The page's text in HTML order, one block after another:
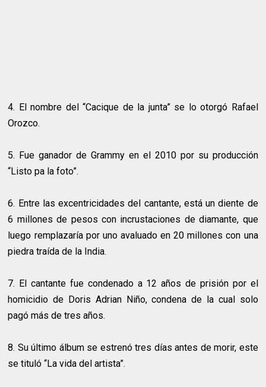
4. El nombre del “Cacique de la junta” se lo otorgó Rafael
Orozco.
5. Fue ganador de Grammy en el 2010 por su producción
“Listo pa la foto”.
6. Entre las excentricidades del cantante, está un diente de
6 millones de pesos con incrustaciones de diamante, que
luego remplazaría por uno avaluado en 20 millones con una
piedra traída de la India.
7. El cantante fue condenado a 12 años de prisión por el
homicidio de Doris Adrian Niño, condena de la cual solo
pagó más de tres años.
8. Su último álbum se estrenó tres días antes de morir, este
se tituló “La vida del artista”.